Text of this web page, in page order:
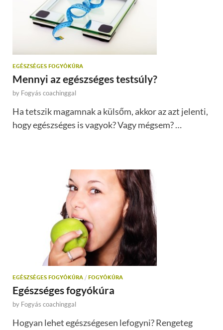
EGÉSZSÉGES FOGYÓKÚRA
Mennyi az egészséges testsúly?
by Fogyás coachinggal
Ha tetszik magamnak a külsőm, akkor az azt jelenti,
hogy egészséges is vagyok? Vagy mégsem? …
EGÉSZSÉGES FOGYÓKÚRA / FOGYÓKÚRA
Egészséges fogyókúra
by Fogyás coachinggal
Hogyan lehet egészségesen lefogyni? Rengeteg